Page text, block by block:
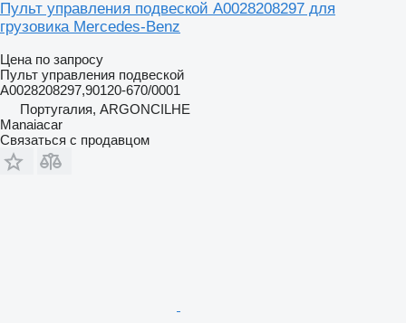
Пульт управления подвеской A0028208297 для
грузовика Mercedes-Benz
Цена по запросу
Пульт управления подвеской
A0028208297,90120-670/0001
Португалия, ARGONCILHE
Manaiacar
Связаться с продавцом